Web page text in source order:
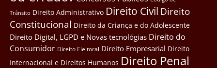
Trânsito Direito Administrativo Direito Civil Direito
Constitucional Direito da Criança e do Adolescente
Direito Digital, LGPD e Novas tecnológias Direito do
Consumidor Direito Eleitoral Direito Empresarial Direito
Internacional e Direitos Humanos Direito Penal